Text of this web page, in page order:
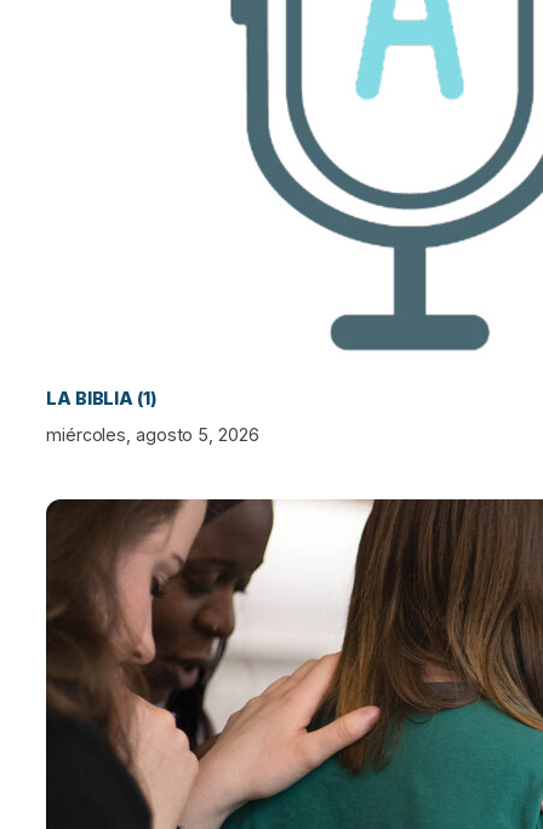
LA BIBLIA (1)
miércoles, agosto 5, 2026